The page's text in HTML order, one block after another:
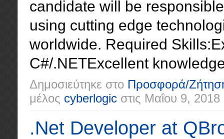
candidate will be
using cutting edge
worldwide. Required
C#/.NETExcellent
Δημοσιεύτηκε στο Προσφορά/
μέλος cyberlogic στις Μαΐου 9, 2018
.Net Developer at